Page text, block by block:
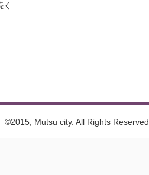
©2015, Mutsu city. All Rights Reserved.